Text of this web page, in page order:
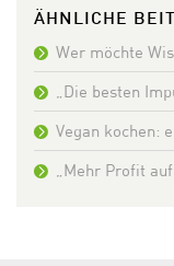
ÄHNLICHE
Wer möchte
„Die besten
Vegan kochen:
„Mehr Profit